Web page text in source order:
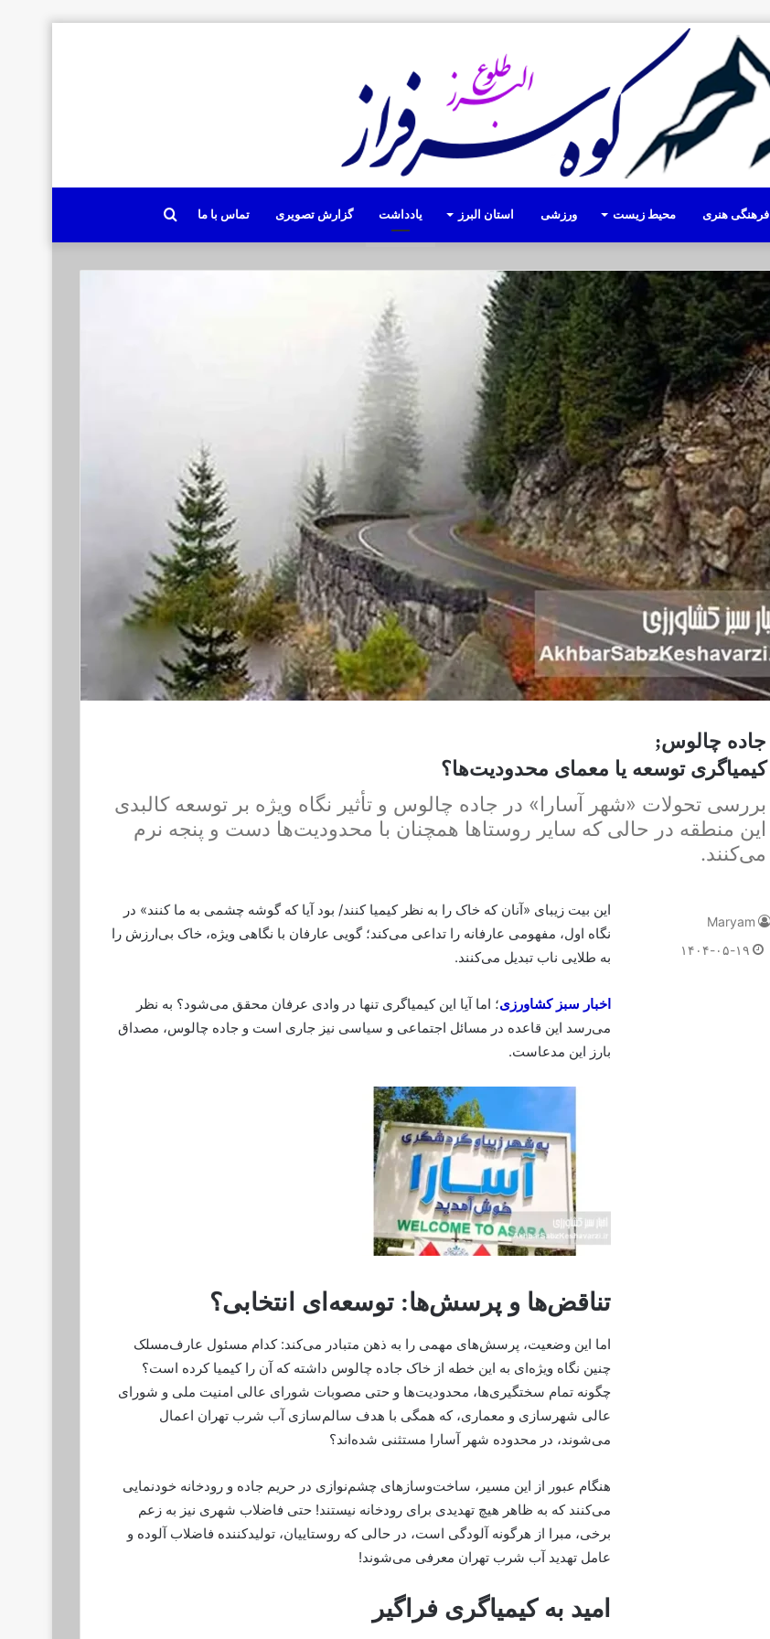
فرهنگی هنری محیط زیست ورزشی استان البرز یادداشت گزارش تصویری تماس با ما جستجو
برای
جاده چالوس;
کیمیاگری توسعه یا معمای محدودیت‌ها؟
بررسی تحولات «شهر آسارا» در جاده چالوس و تأثیر نگاه ویژه بر توسعه کالبدی
این منطقه در حالی که سایر روستاها همچنان با محدودیت‌ها دست و پنجه نرم
می‌کنند.
این بیت زیبای «آنان که خاک را به نظر کیمیا کنند/ بود آیا که گوشه چشمی به ما کنند» در
نگاه اول، مفهومی عارفانه را تداعی می‌کند؛ گویی عارفان با نگاهی ویژه، خاک بی‌ارزش را
به طلایی ناب تبدیل می‌کنند.
اخبار سبز کشاورزی؛ اما آیا این کیمیاگری تنها در وادی عرفان محقق می‌شود؟ به نظر
می‌رسد این قاعده در مسائل اجتماعی و سیاسی نیز جاری است و جاده چالوس، مصداق
بارز این مدعاست.
تناقض‌ها و پرسش‌ها: توسعه‌ای انتخابی؟
اما این وضعیت، پرسش‌های مهمی را به ذهن متبادر می‌کند: کدام مسئول عارف‌مسلک
چنین نگاه ویژه‌ای به این خطه از خاک جاده چالوس داشته که آن را کیمیا کرده است؟
چگونه تمام سختگیری‌ها، محدودیت‌ها و حتی مصوبات شورای عالی امنیت ملی و شورای
عالی شهرسازی و معماری، که همگی با هدف سالم‌سازی آب شرب تهران اعمال
می‌شوند، در محدوده شهر آسارا مستثنی شده‌اند؟
هنگام عبور از این مسیر، ساخت‌وسازهای چشم‌نوازی در حریم جاده و رودخانه خودنمایی
می‌کنند که به ظاهر هیچ تهدیدی برای رودخانه نیستند! حتی فاضلاب شهری نیز به زعم
برخی، مبرا از هرگونه آلودگی است، در حالی که روستاییان، تولیدکننده فاضلاب آلوده و
عامل تهدید آب شرب تهران معرفی می‌شوند!
امید به کیمیاگری فراگیر
Maryam
۱۴۰۴-۰۵-۱۹